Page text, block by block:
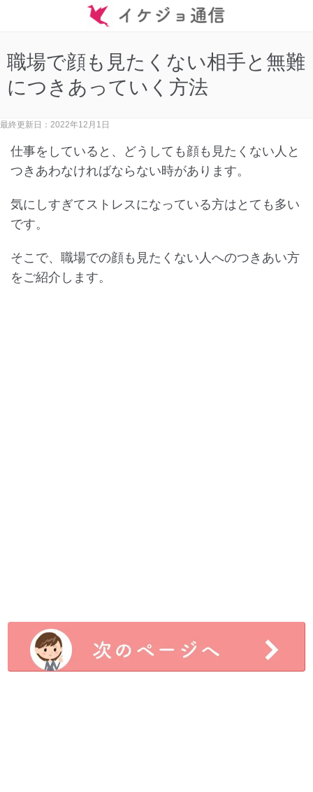
職場で顔も見たくない相手と無難
につきあっていく方法
最終更新日：2022年12月1日
仕事をしていると、どうしても顔も見たくない人と
つきあわなければならない時があります。
気にしすぎてストレスになっている方はとても多い
です。
そこで、職場での顔も見たくない人へのつきあい方
をご紹介します。